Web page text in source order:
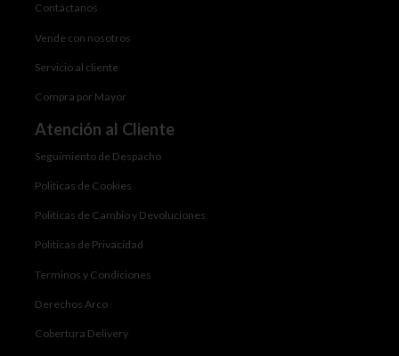
Contáctanos
Vende con nosotros
Servicio al cliente
Compra por Mayor
Atención al Cliente
Seguimiento de Despacho
Politicas de Cookies
Politicas de Cambio y Devoluciones
Politicas de Privacidad
Terminos y Condiciones
Derechos Arco
Cobertura Delivery